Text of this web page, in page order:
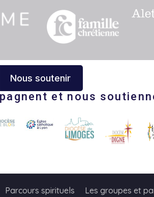
Nous soutenir
et nous
Parcours spirituels Les groupes et